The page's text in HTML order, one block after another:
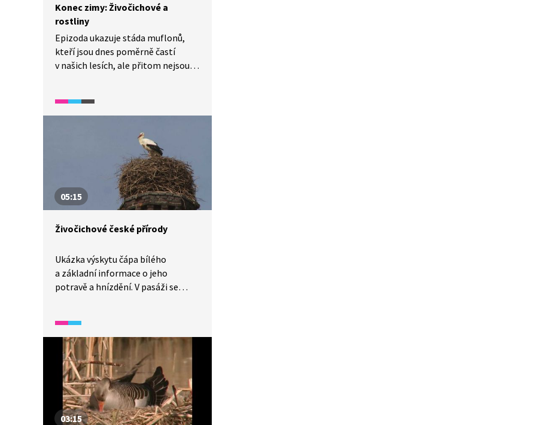
Konec zimy: Živočichové a
rostliny
Epizoda ukazuje stáda muflonů,
kteří jsou dnes poměrně častí
v našich lesích, ale přitom nejsou
jedovatý tis červený, z jehož dřeva
sojka obecná jako náš nejpestřejší
krkavcovitý pták, který často žije
nejen v lese, ale i v zahradách
a parcích. Z keřů je představena
na konci zimy kvetoucí kalina
vonná s výrazně aromatickými
05:15
Živočichové české přírody
Ukázka výskytu čápa bílého
a základní informace o jeho
potravě a hnízdění. V pasáži se
zmíněna i zajímavost k její roli
v medicíně.
03:15